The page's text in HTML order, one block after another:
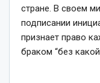
стране. В своем
подписании
признает право
браком “без